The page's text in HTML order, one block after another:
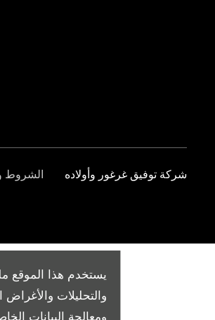
يستخدم هذا الموقع
والتحليلات
ومعالجة البيانات
شركة توفيق غرغور وأولاده الشروط